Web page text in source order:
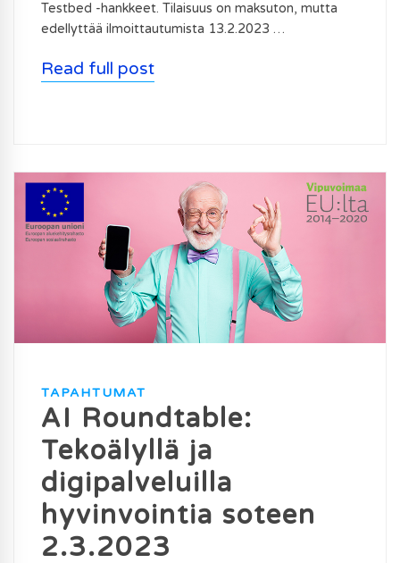
Testbed -hankkeet. Tilaisuus on maksuton, mutta
edellyttää ilmoittautumista 13.2.2023 …
Read full post
TAPAHTUMAT
AI Roundtable:
Tekoälyllä ja
digipalveluilla
hyvinvointia soteen
2.3.2023